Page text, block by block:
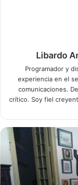
Libardo
Programador y
experiencia en el
comunicaciones.
crítico. Soy fiel